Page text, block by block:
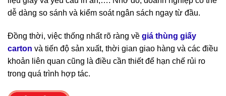
dễ dàng so sánh và kiểm soát ngân sách ngay từ đầu.
Đồng thời, việc thống nhất rõ ràng về giá thùng giấy
carton và tiến độ sản xuất, thời gian giao hàng và các điều
khoản liên quan cũng là điều cần thiết để hạn chế rủi ro
trong quá trình hợp tác.